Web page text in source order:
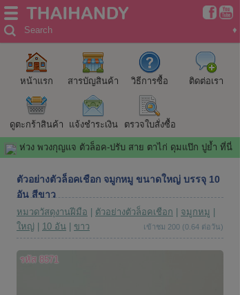
Search ♦
หน้าแรก สารบัญสินค้า วิธีการซื้อ ติดต่อเรา
ดูตะกร้าสินค้า แจ้งชำระเงิน ตรวจใบสั่งซื้อ
ห่วง พวงกุญแจ ตัวล็อค-ปรับ สาย ตาไก่ ดุมแป๊ก ปูย้ำ ที่นี่
ตัวอย่างตัวล็อคเชือก จมูกหมู ขนาดใหญ่ บรรจุ 10
อัน สีขาว
หมวดวัสดุงานฝีมือ ตัวอย่างตัวล็อคเชือก จมูกหมู
ใหญ่
10 อัน ขาว เข้าชม 200 (0.64 ต่อวัน)
รหัส 8571